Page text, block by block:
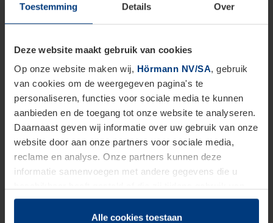
Toestemming Details Over
Deze website maakt gebruik van cookies
Op onze website maken wij, Hörmann NV/SA, gebruik
van cookies om de weergegeven pagina's te
personaliseren, functies voor sociale media te kunnen
aanbieden en de toegang tot onze website te analyseren.
Daarnaast geven wij informatie over uw gebruik van onze
website door aan onze partners voor sociale media,
reclame en analyse. Onze partners kunnen deze
informatie samenvoegen met andere gegevens die u
hun diensten hebben verzameld.
Juridisch hebben wij het recht om cookies op uw
Alle cookies toestaan